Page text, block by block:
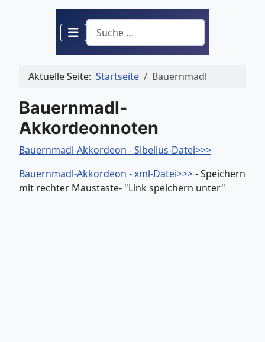
Suchen
Aktuelle Seite: Startseite Bauernmadl
Bauernmadl-
Akkordeonnoten
Bauernmadl-Akkordeon - Sibelius-Datei>>>
Bauernmadl-Akkordeon - xml-Datei>>>- Speichern
mit rechter Maustaste- "Link speichern unter"